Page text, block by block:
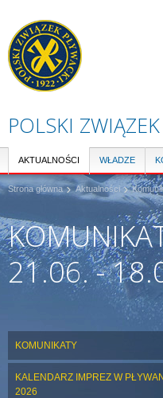
POLSKI
AKTUALNOŚCI WŁADZE
Strona główna Aktualności
21.06. -
KOMUNIKATY
KALENDARZ IMPREZ W
2026